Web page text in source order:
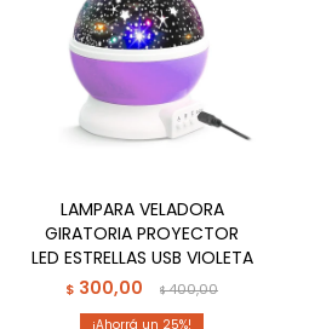
LAMPARA VELADORA
GIRATORIA PROYECTOR
LED ESTRELLAS USB VIOLETA
$ 300,00 $400,00
25